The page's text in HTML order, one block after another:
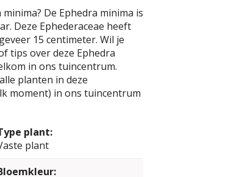
De Ephedra minima is
Deze Ephederaceae heeft
15 centimeter. Wil je
tips over deze Ephedra
in ons tuincentrum.
planten in deze
moment) in ons tuincentrum
plant:
plant